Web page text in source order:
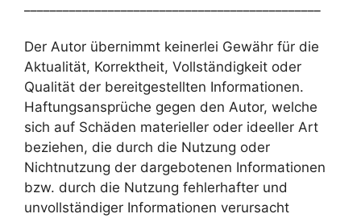
Der Autor übernimmt keinerlei Gewähr für die
Aktualität, Korrektheit, Vollständigkeit oder
Qualität der bereitgestellten Informationen.
Haftungsansprüche gegen den Autor, welche
sich auf Schäden materieller oder ideeller Art
beziehen, die durch die Nutzung oder
Nichtnutzung der dargebotenen Informationen
bzw. durch die Nutzung fehlerhafter und
unvollständiger Informationen verursacht